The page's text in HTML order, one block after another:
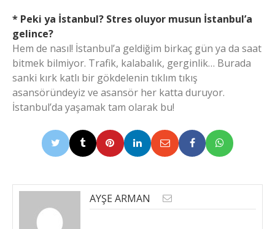
* Peki ya İstanbul? Stres oluyor musun İstanbul’a
gelince?
Hem de nasıl! İstanbul’a geldiğim birkaç gün ya da saat
bitmek bilmiyor. Trafik, kalabalık, gerginlik… Burada
sanki kırk katlı bir gökdelenin tıklım tıkış
asansöründeyiz ve asansör her katta duruyor.
İstanbul’da yaşamak tam olarak bu!
AYŞE ARMAN